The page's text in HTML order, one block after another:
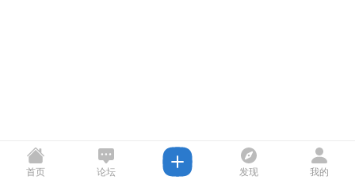
首页 论坛 发现 我的